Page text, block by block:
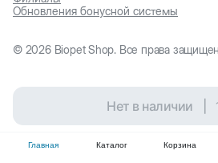
Нет в наличии
Обновления бонусной системы
© 2026Biopet Shop. Все права
Главная Каталог Корзина